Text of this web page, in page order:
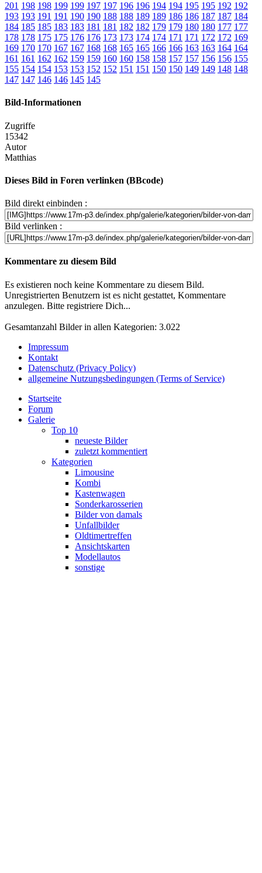
201 198 198 199 199 197 197 196 196 194 194 195 195 192 192
193 193 191 191 190 190 188 188 189 189 186 186 187 187 184
184 185 185 183 183 181 181 182 182 179 179 180 180 177 177
178 178 175 175 176 176 173 173 174 174 171 171 172 172 169
169 170 170 167 167 168 168 165 165 166 166 163 163 164 164
161 161 162 162 159 159 160 160 158 158 157 157 156 156 155
155 154 154 153 153 152 152 151 151 150 150 149 149 148 148
147 147 146 146 145 145
Bild-Informationen
Zugriffe
15342
Autor
Matthias
Dieses Bild in Foren verlinken (BBcode)
Bild direkt einbinden :
Bild verlinken :
Kommentare zu diesem Bild
Es existieren noch keine Kommentare zu diesem Bild.
Unregistrierten Benutzern ist es nicht gestattet, Kommentare
anzulegen. Bitte registriere Dich...
Gesamtanzahl Bilder in allen Kategorien: 3.022
Impressum
Kontakt
Datenschutz (Privacy Policy)
allgemeine Nutzungsbedingungen (Terms of Service)
Startseite
Forum
Galerie
Top 10
neueste Bilder
zuletzt kommentiert
Kategorien
Limousine
Kombi
Kastenwagen
Sonderkarosserien
Bilder von damals
Unfallbilder
Oldtimertreffen
Ansichtskarten
Modellautos
sonstige